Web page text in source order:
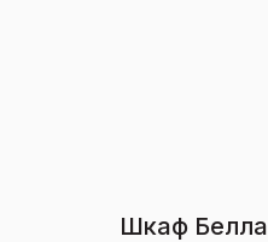
Шкаф Белла